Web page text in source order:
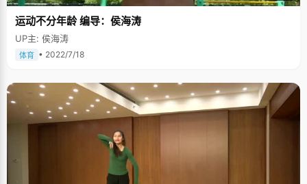
运动不分年龄 编导：侯海涛
UP主: 侯海涛
体育 • 2022/7/18